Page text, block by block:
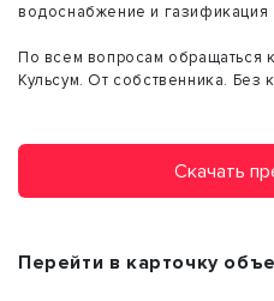
водоснабжение и газификация
По всем вопросам обращаться
Кульсум. От собственника. Без
Скачать
Перейти в карточку